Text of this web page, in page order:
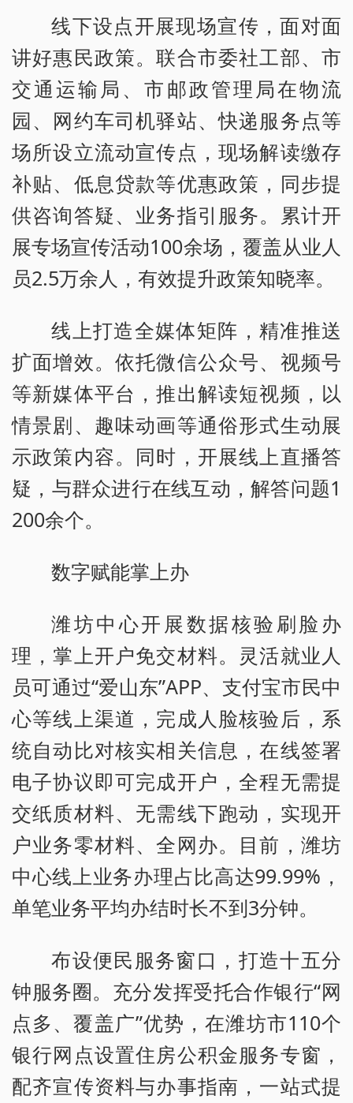
线下设点开展现场宣传，面对面
讲好惠民政策。联合市委社工部、市
交通运输局、市邮政管理局在物流
园、网约车司机驿站、快递服务点等
场所设立流动宣传点，现场解读缴存
补贴、低息贷款等优惠政策，同步提
供咨询答疑、业务指引服务。累计开
展专场宣传活动100余场，覆盖从业人
员2.5万余人，有效提升政策知晓率。
线上打造全媒体矩阵，精准推送
扩面增效。依托微信公众号、视频号
等新媒体平台，推出解读短视频，以
情景剧、趣味动画等通俗形式生动展
示政策内容。同时，开展线上直播答
疑，与群众进行在线互动，解答问题1
200余个。
数字赋能掌上办
潍坊中心开展数据核验刷脸办
理，掌上开户免交材料。灵活就业人
员可通过“爱山东”APP、支付宝市民中
心等线上渠道，完成人脸核验后，系
统自动比对核实相关信息，在线签署
电子协议即可完成开户，全程无需提
交纸质材料、无需线下跑动，实现开
户业务零材料、全网办。目前，潍坊
中心线上业务办理占比高达99.99%，
单笔业务平均办结时长不到3分钟。
布设便民服务窗口，打造十五分
钟服务圈。充分发挥受托合作银行“网
点多、覆盖广”优势，在潍坊市110个
银行网点设置住房公积金服务专窗，
配齐宣传资料与办事指南，一站式提